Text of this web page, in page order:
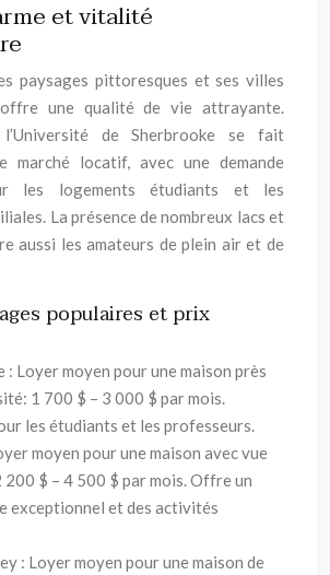
et vitalité
paysages pittoresques et ses villes
une qualité de vie attrayante.
l’Université de Sherbrooke se fait
marché locatif, avec une demande
les logements étudiants et les
La présence de nombreux lacs et
aussi les amateurs de plein air et de
populaires et prix
: Loyer moyen pour une maison près
1 700 $ – 3 000 $ par mois.
les étudiants et les professeurs.
moyen pour une maison avec vue
200 $ – 4 500 $ par mois. Offre un
exceptionnel et des activités
: Loyer moyen pour une maison de